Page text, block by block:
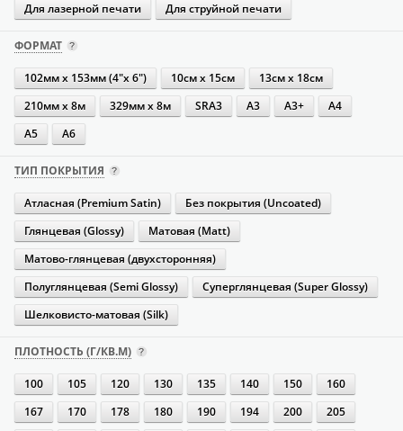
Для лазерной печати Для струйной печати
ФОРМАТ
102мм х 153мм (4"х 6") 10см х 15см
13см х 18см
210мм х 8м
329мм х 8м SRA3 А3 А3+
А4
А5
А6
ТИП ПОКРЫТИЯ
Атласная (Premium Satin)
Без покрытия (Uncoated)
Глянцевая (Glossy)
Матовая (Matt)
Матово-глянцевая (двухсторонняя)
Полуглянцевая (Semi Glossy)
Суперглянцевая (Super Glossy)
Шелковисто-матовая (Silk)
ПЛОТНОСТЬ (Г/КВ.М)
100 105 120 130 135 140 150
160
167
170 178 180 190 194 200
205